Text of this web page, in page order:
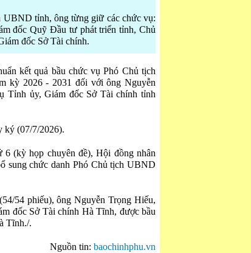
tỉnh, ông từng giữ các chức vụ:
đốc Quỹ Đầu tư phát triển tỉnh, Chủ
đốc Sở Tài chính.
kết quả bầu chức vụ Phó Chủ tịch
kỳ 2026 - 2031 đối với ông Nguyễn
Tỉnh ủy, Giám đốc Sở Tài chính tỉnh
ký (07/7/2026).
(kỳ họp chuyên đề), Hội đồng nhân
sung chức danh Phó Chủ tịch UBND
54 phiếu), ông Nguyễn Trọng Hiếu,
đốc Sở Tài chính Hà Tĩnh, được bầu
Tĩnh./.
Nguồn tin: baochinhphu.vn